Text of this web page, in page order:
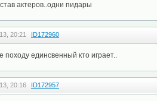
актеров..одни пидары
20:21 ID172960
походу единсвенный кто играет..
20:16 ID172957